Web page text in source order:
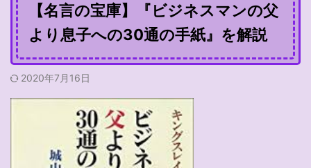
【名言の宝庫】『ビジネスマンの父
より息子への30通の手紙』を解説
2020年7月16日